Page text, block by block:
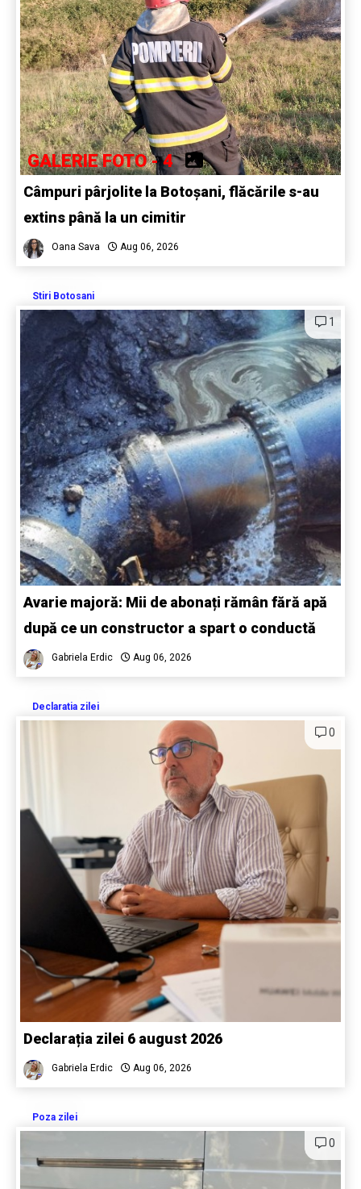
GALERIE FOTO - 4
Câmpuri pârjolite la Botoșani, flăcările s-au
extins până la un cimitir
Oana Sava Aug 06, 2026
Stiri Botosani
1
Avarie majoră: Mii de abonați rămân fără apă
după ce un constructor a spart o conductă
Gabriela Erdic Aug 06, 2026
Declaratia zilei
0
Declarația zilei 6 august 2026
Gabriela Erdic Aug 06, 2026
Poza zilei
0